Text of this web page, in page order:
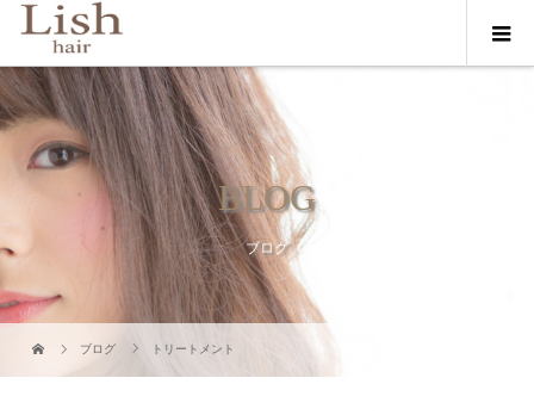
BLOG
ブログ
ブログ トリートメント